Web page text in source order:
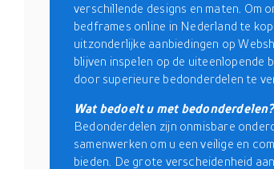
verschillende designs en maten. Om
bedframes online in Nederland te
uitzonderlijke aanbiedingen op
blijven inspelen op de uiteenlopende
door superieure bedonderdelen te
Wat bedoelt u met bedonderdelen?
Bedonderdelen zijn onmisbare
samenwerken om u een veilige en
bieden. De grote verscheidenheid